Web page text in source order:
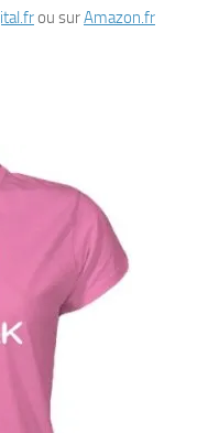
ou surAmazon.fr